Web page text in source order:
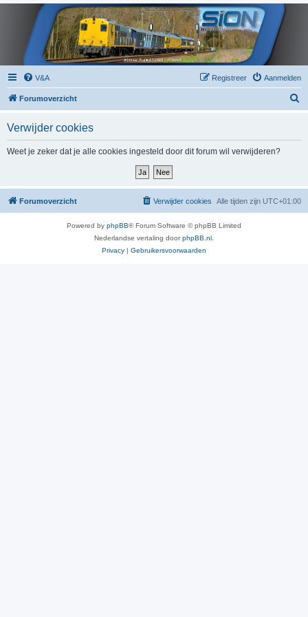
V&A Aanmelden
Registreer
Forumoverzicht
Verwijder cookies
Weet je zeker dat je alle cookies ingesteld door dit forum wil verwijderen?
Forumoverzicht Alle tijden zijn UTC+01:00
Verwijder cookies
Powered by phpBB® Forum Software © phpBB Limited
Nederlandse vertaling doorphpBB.nl
Privacy | Gebruikersvoorwaarden